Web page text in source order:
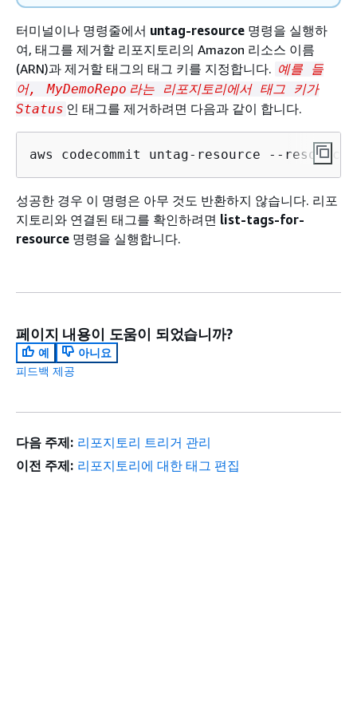
터미널이나 명령줄에서 untag-resource 명령을 실행하
여, 태그를 제거할 리포지토리의 Amazon 리소스 이름
(ARN)과 제거할 태그의 태그 키를 지정합니다. 예를 들
어,
MyDemoRepo 라는 리포지토리에서 태그 키가
Status 인 태그를 제거하려면 다음과 같이 합니다.
aws codecommit untag-resource --
성공한 경우 이 명령은 아무 것도 반환하지 않습니다. 리포
지토리와 연결된 태그를 확인하려면 list-tags-for-
resource 명령을 실행합니다.
페이지 내용이 도움이 되었습니까?
예
아니요
피드백 제공
다음 주제: 리포지토리 트리거 관리
이전 주제: 리포지토리에 대한 태그 편집